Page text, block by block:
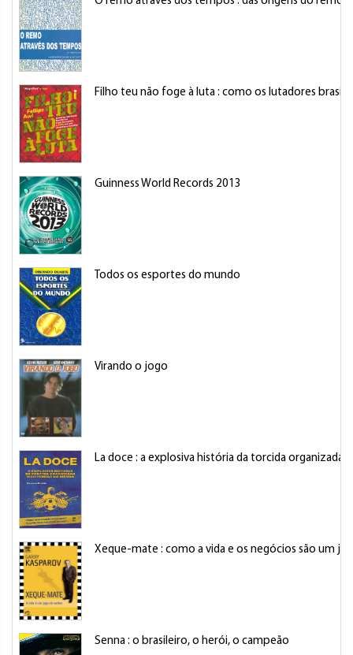
Filho teu não foge à luta : como os lutadores
Guinness World Records 2013
Todos os esportes do mundo
Virando o jogo
La doce : a explosiva história da torcida organizada
Xeque-mate : como a vida e os negócios são um
Senna : o brasileiro, o herói, o campeão